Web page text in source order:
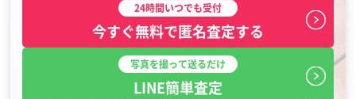
24時間いつでも受付
今すぐ無料で匿名査定する
写真を撮って送るだけ
LINE簡単査定